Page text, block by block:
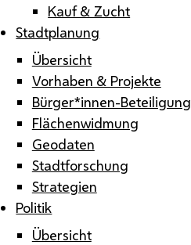
Kauf & Zucht
Stadtplanung
Übersicht
Vorhaben & Projekte
Bürger*innen-Beteiligung
Flächenwidmung
Geodaten
Stadtforschung
Strategien
Politik
Übersicht